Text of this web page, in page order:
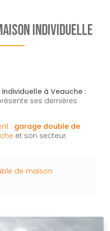
individuelle
à Veauche :
ses dernières
: garage double de
et son secteur.
de maison